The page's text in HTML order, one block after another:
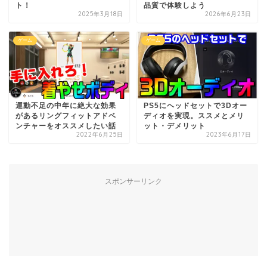
ト！
2025年3月18日
品質で体験しよう
2026年6月23日
ゲーム
運動不足の中年に絶大な効果
があるリングフィットアドベ
ンチャーをオススメしたい話
2022年6月25日
ゲーム
PS5にヘッドセットで3Dオー
ディオを実現。ススメとメリ
ット・デメリット
2023年6月17日
スポンサーリンク